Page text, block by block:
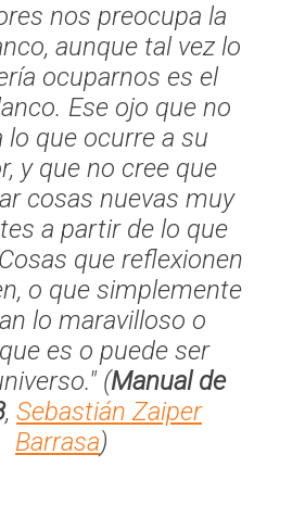
nos preocupa la
aunque tal vez lo
ocuparnos es el
Ese ojo que no
lo que ocurre a su
y que no cree que
cosas nuevas muy
a partir de lo que
que reflexionen
o que simplemente
lo maravilloso o
es o puede ser
(Manual de
, Sebastián Zaiper
Barrasa)